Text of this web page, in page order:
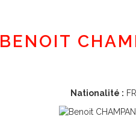
BENOIT
Nationalité :